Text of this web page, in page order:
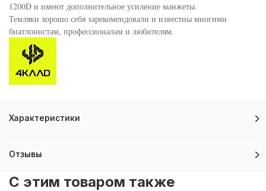
1200D и имеют дополнительное усиление манжеты.
Темляки хорошо себя зарекомендовали и известны многими
биатлонистам, профессионалам и любителям.
Характеристики
Отзывы
C этим товаром также